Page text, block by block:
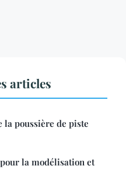
articles
poussière de piste
la modélisation et